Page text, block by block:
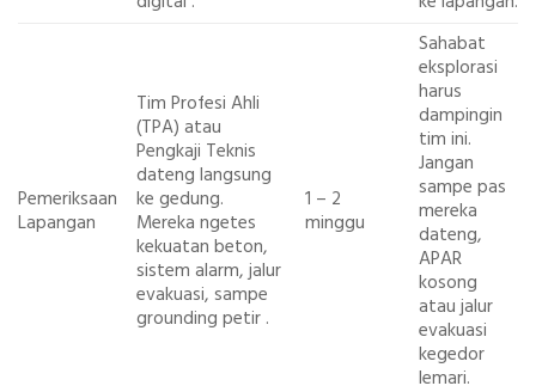
Pemeriksaan
Lapangan
Tim Profesi Ahli
(TPA) atau
Pengkaji Teknis
dateng langsung
ke gedung.
Mereka ngetes
kekuatan beton,
sistem alarm, jalur
evakuasi, sampe
grounding petir .
1 – 2
minggu
Sahabat
eksplorasi
harus
dampingin
tim ini.
Jangan
sampe pas
mereka
dateng,
APAR
kosong
atau jalur
evakuasi
kegedor
lemari.